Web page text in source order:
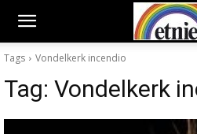
Tags Vondelkerk incendio
Tag: Vondelkerk